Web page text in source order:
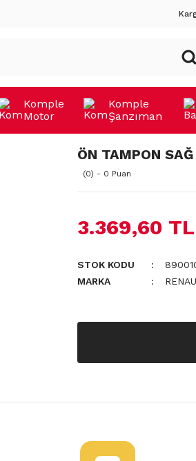
Komple
Motor
Komple
Şanzıman
ÖN TAMPON
(0) - 0 Puan
3.369,60 TL
STOK KODU
MARKA